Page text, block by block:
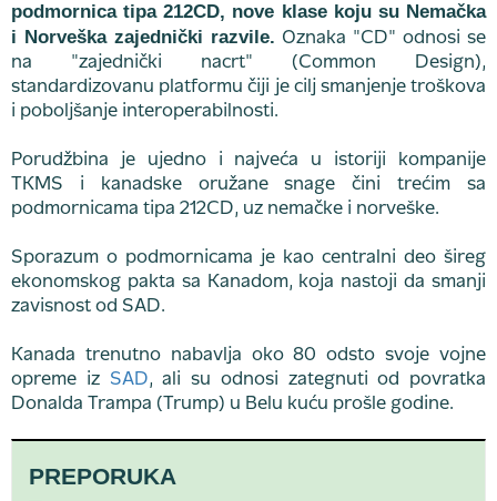
podmornica tipa 212CD, nove klase koju su Nemačka
i Norveška zajednički razvile. Oznaka "CD" odnosi se
na "zajednički nacrt" (Common Design),
standardizovanu platformu čiji je cilj smanjenje troškova
i poboljšanje interoperabilnosti.
Porudžbina je ujedno i najveća u istoriji kompanije
TKMS i kanadske oružane snage čini trećim sa
podmornicama tipa 212CD, uz nemačke i norveške.
Sporazum o podmornicama je kao centralni deo šireg
ekonomskog pakta sa Kanadom, koja nastoji da smanji
zavisnost od SAD.
Kanada trenutno nabavlja oko 80 odsto svoje vojne
opreme iz SAD, ali su odnosi zategnuti od povratka
Donalda Trampa (Trump) u Belu kuću prošle godine.
PREPORUKA